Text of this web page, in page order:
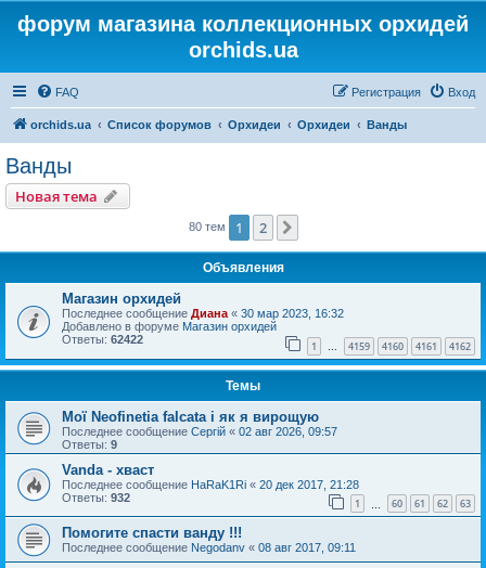
форум магазина коллекционных орхидей
orchids.ua
FAQ Вход
Регистрация
orchids.ua Список форумов Орхидеи Орхидеи Ванды
Ванды
Новая тема
80 тем 1 2
Объявления
Магазин орхидей
Последнее сообщение Диана « 30 мар 2023, 16:32
Добавлено в форуме Магазин орхидей
Ответы: 62422 1 … 4159 4160 4161 4162
Темы
Мої Neofinetia falcata і як я вирощую
Последнее сообщение Сергій « 02 авг 2026, 09:57
Ответы: 9
Vanda - хваст
Последнее сообщение HaRaK1Ri « 20 дек 2017, 21:28
Ответы: 932 1 60 61 62 63
Помогите спасти ванду !!!
Последнее сообщение Negodanv « 08 авг 2017, 09:11